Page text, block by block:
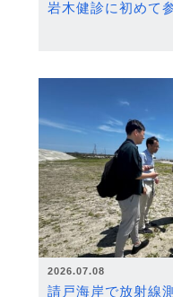
岩木健診に初めて
2026.07.08
請戸海岸で放射線